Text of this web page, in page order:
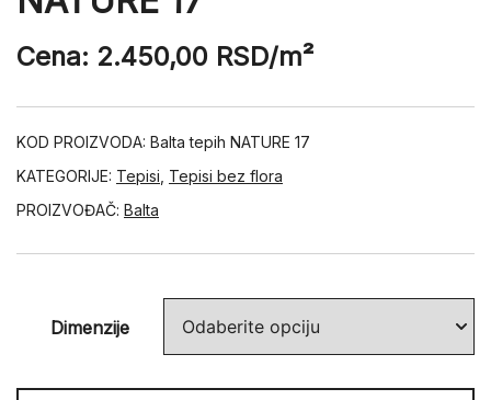
Cena: 2.450,00 RSD/m²
KOD PROIZVODA: Balta tepih NATURE 17
KATEGORIJE: Tepisi Tepisi bez flora
PROIZVOĐAČ: Balta
Dimenzije